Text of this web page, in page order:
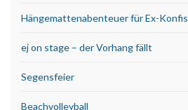
Hängemattenabenteuer für Ex-Konfis
ej on stage – der Vorhang fällt
Segensfeier
Beachvolleyball